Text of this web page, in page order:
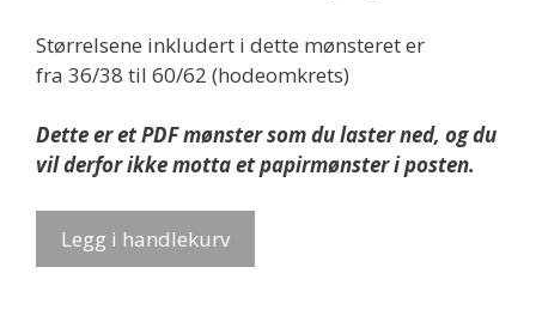
Størrelsene inkludert i dette mønsteret er
fra 36/38 til 60/62 (hodeomkrets)
Dette er et PDF mønster som du laster ned, og du
vil derfor ikke motta et papirmønster i posten.
mønster
Legg i handlekurv